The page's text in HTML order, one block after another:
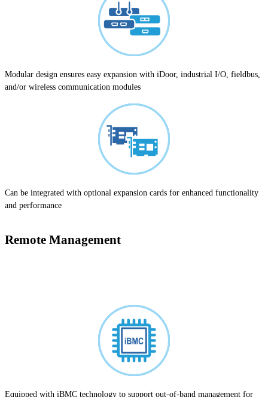
Modular design ensures easy expansion with iDoor, industrial I/O, fieldbus,
and/or wireless communication modules
Can be integrated with optional expansion cards for enhanced functionality
and performance
Remote Management
Equipped with iBMC technology to support out-of-band management for